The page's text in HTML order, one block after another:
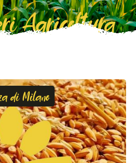
Agricoltura
di Milano